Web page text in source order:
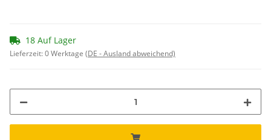
18 Auf Lager
Lieferzeit:0 Werktage (DE - Ausland abweichend)